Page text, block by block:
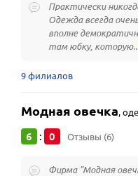
Практически
Одежда всегда
вполне
там юбку,
9 филиалов
Модная овечка,
6 : 0 Отзывы (6)
Фирма "Модная